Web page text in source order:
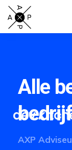
Alle
AXP